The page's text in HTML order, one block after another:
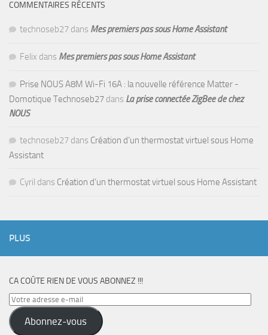
COMMENTAIRES RÉCENTS
technoseb27 dans Mes premiers pas sous Home Assistant
Felix dans Mes premiers pas sous Home Assistant
Prise NOUS A8M Wi-Fi 16A : la nouvelle référence Matter -
Domotique Technoseb27 dans La prise connectée ZigBee de chez
NOUS
technoseb27 dans Création d’un thermostat virtuel sous Home
Assistant
Cyril dans Création d’un thermostat virtuel sous Home Assistant
PLUS
CA COÛTE RIEN DE VOUS ABONNEZ !!!
Votre
adresse
e-
Abonnez-vous